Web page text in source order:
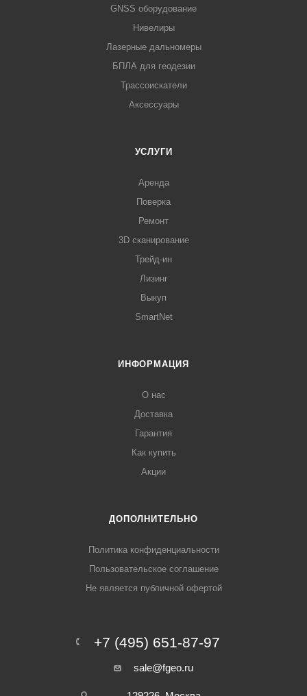
GNSS оборудование
Нивелиры
Лазерные дальномеры
БПЛА для геодезии
Трассоискатели
Аксессуары
УСЛУГИ
Аренда
Поверка
Ремонт
3D сканирование
Трейд-ин
Лизинг
Выкуп
SmartNet
ИНФОРМАЦИЯ
О нас
Доставка
Гарантия
Как купить
Акции
ДОПОЛНИТЕЛЬНО
Политика конфиденциальности
Пользовательское соглашение
Не является публичной офертой
+7 (495) 651-87-97
sale@fgeo.ru